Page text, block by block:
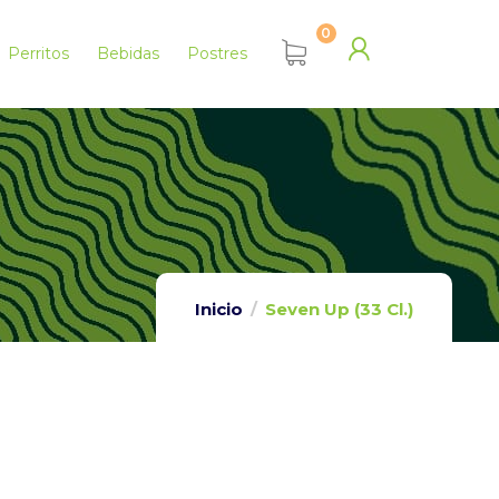
Perritos Bebidas Postres
0
Inicio Seven Up (33 Cl.)